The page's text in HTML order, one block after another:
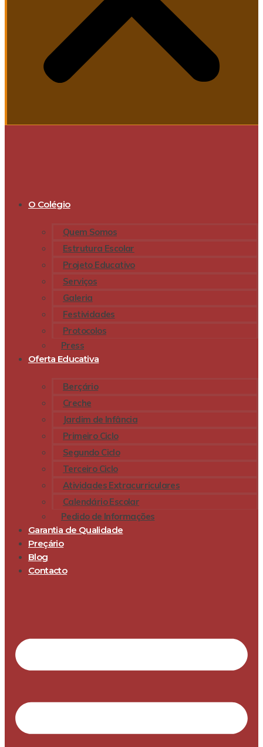
O Colégio
Quem Somos
Estrutura Escolar
Projeto Educativo
Serviços
Galeria
Festividades
Protocolos
Press
Oferta Educativa
Berçário
Creche
Jardim de Infância
Primeiro Ciclo
Segundo Ciclo
Terceiro Ciclo
Atividades Extracurriculares
Calendário Escolar
Pedido de Informações
Garantia de Qualidade
Preçário
Blog
Contacto